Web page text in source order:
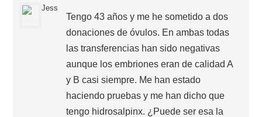
Jess
Tengo 43 años y me he sometido a dos
donaciones de óvulos. En ambas todas
las transferencias han sido negativas
aunque los embriones eran de calidad A
y B casi siempre. Me han estado
haciendo pruebas y me han dicho que
tengo hidrosalpinx. ¿Puede ser esa la